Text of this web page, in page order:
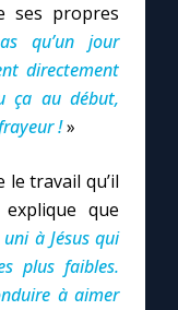
ses propres
qu’un jour
directement
ça au début,
!»
le travail qu’il
que
uni à Jésus qui
plus faibles.
à aimer